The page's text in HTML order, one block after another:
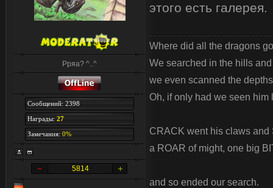
Рряа? ^..^
Сообщений: 2398
Награды: 27
Замечания: 0%
5814
этого есть галерея.
Where did all the dragons
We searched in the hills
we even scanned the
Oh, if only had we seen
CRACK went his claws
a ROAR of might, one big
and so ended our search.